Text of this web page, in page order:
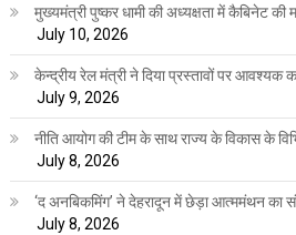
मुख्यमंत्री पुष्कर धामी की अध्यक्षता में कैबिनेट की
July 10, 2026
केन्द्रीय रेल मंत्री ने दिया प्रस्तावों पर आवश्यक
July 9, 2026
नीति आयोग की टीम के साथ राज्य के विकास के
July 8, 2026
‘द अनबिकमिंग’ ने देहरादून में छेड़ा आत्ममंथन का
July 8, 2026